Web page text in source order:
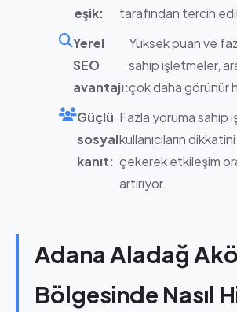
eşik:
tarafından tercih
Yerel
SEO
avantajı:
Yüksek puan ve
sahip işletmeler,
çok daha görünür
Güçlü
sosyal
kanıt:
Fazla yoruma sahip
kullanıcıların
çekerek etkileşim
artırıyor.
Adana Aladağ
Bölgesinde Nasıl